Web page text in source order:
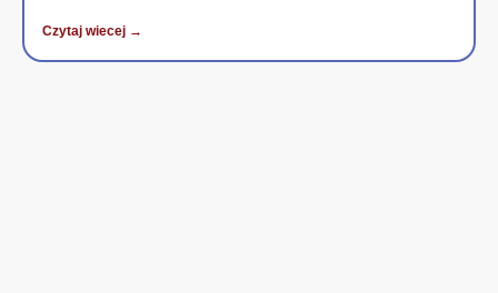
Czytaj wiecej →